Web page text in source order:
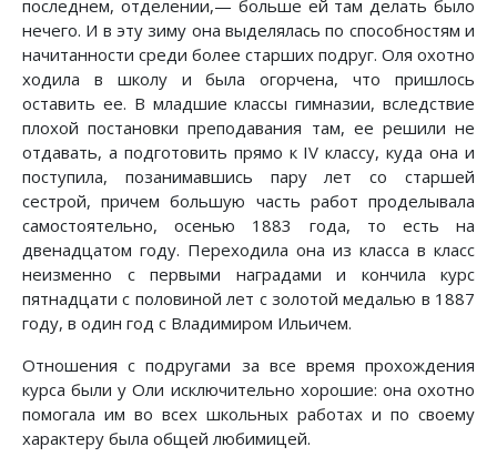
последнем, отделении,— больше ей там делать было
нечего. И в эту зиму она выделялась по способностям и
начитанности среди более старших подруг. Оля охотно
ходила в школу и была огорчена, что пришлось
оставить ее. В младшие классы гимназии, вследствие
плохой постановки преподавания там, ее решили не
отдавать, а подготовить прямо к IV классу, куда она и
поступила, позанимавшись пару лет со старшей
сестрой, причем большую часть работ проделывала
самостоятельно, осенью 1883 года, то есть на
двенадцатом году. Переходила она из класса в класс
неизменно с первыми наградами и кончила курс
пятнадцати с половиной лет с золотой медалью в 1887
году, в один год с Владимиром Ильичем.
Отношения с подругами за все время прохождения
курса были у Оли исключительно хорошие: она охотно
помогала им во всех школьных работах и по своему
характеру была общей любимицей.